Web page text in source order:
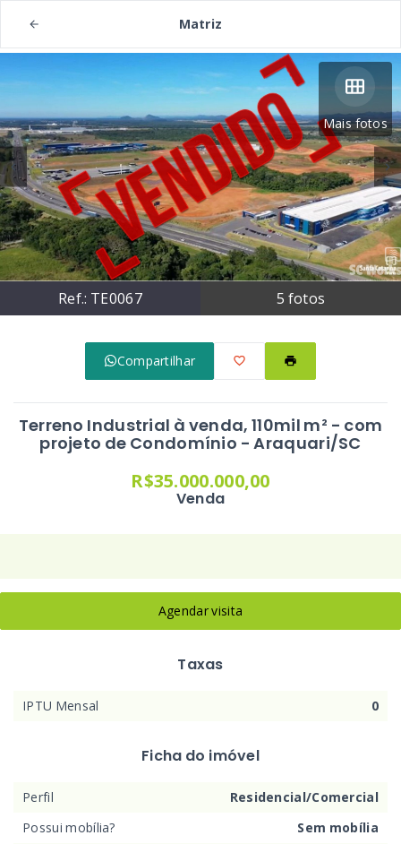
Matriz
Mais fotos
Ref.: TE0067 5 fotos
Compartilhar
Terreno Industrial à venda, 110mil m² - com
projeto de Condomínio - Araquari/SC
R$35.000.000,00
Venda
Agendar visita
Taxas
IPTU Mensal 0
Ficha do imóvel
Perfil
Residencial/Comercial
Possui mobília?
Sem mobília